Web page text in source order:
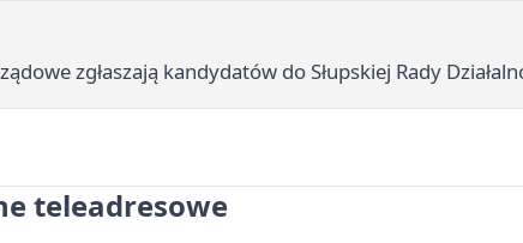
zgłaszają kandydatów do Słupskiej Rady
teleadresowe